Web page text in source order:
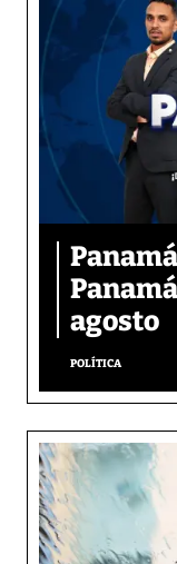
agosto
POLÍTICA